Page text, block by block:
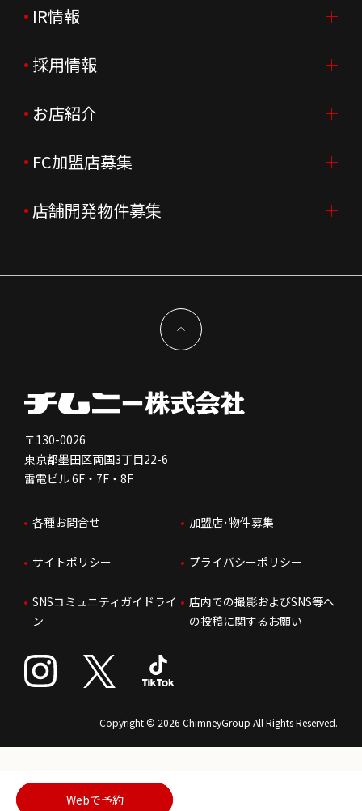
Webで予約
会社案内TOP
ご挨拶
会社概要
会社沿革
企業理念
新型コロナウイルス対応
IR情報
IR情報TOP
ニュースリリース
月次売上
決算資料
コーポレートガバナンス
免責事項
株価情報
IRお問合せ
採用情報
採用情報TOP
新卒採用
中途採用
会社を知る
人を知る
はたらく環境
人財育成
サステナビリティ
お店紹介
店舗を探す・予約する
よくあるご質問
FC加盟店募集
FC加盟店募集TOP
独立支援について
FC加盟店お問合せ
店舗開発物件募集
〒130-0026
東京都墨田区両国3丁目22-6
雷電ビル 6F・7F・8F
各種お問合せ 加盟店･物件募集
サイトポリシー プライバシーポリシー
SNSコミュニティガイドライ
ン
店内での撮影およびSNS等へ
の投稿に関するお願い
Copyright © 2026 ChimneyGroup All Rights Reserved.